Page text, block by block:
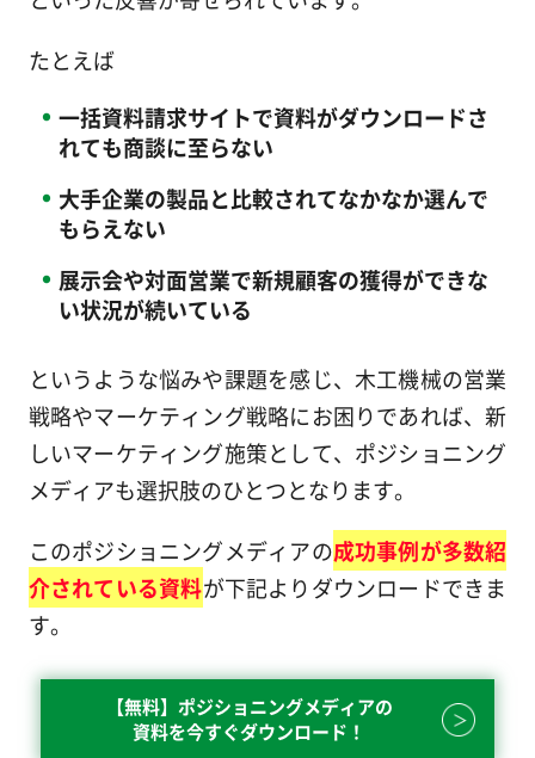
たとえば
一括資料請求サイトで資料がダウンロードさ
れても商談に至らない
大手企業の製品と比較されてなかなか選んで
もらえない
展示会や対面営業で新規顧客の獲得ができな
い状況が続いている
というような悩みや課題を感じ、木工機械の営業
戦略やマーケティング戦略にお困りであれば、新
しいマーケティング施策として、ポジショニング
メディアも選択肢のひとつとなります。
このポジショニングメディアの成功事例が多数紹
介されている資料が下記よりダウンロードできま
す。
【無料】ポジショニングメディアの
資料を今すぐダウンロード！